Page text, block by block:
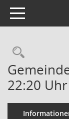
Toggle navigation
22:20 Uhr